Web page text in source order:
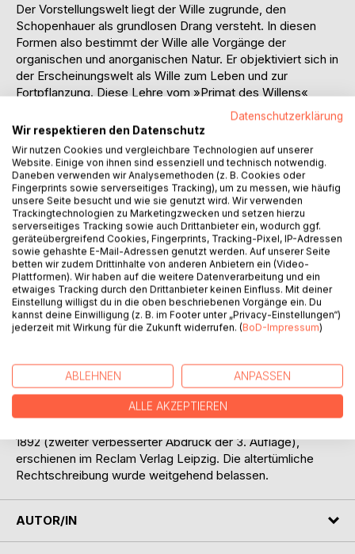
Der Vorstellungswelt liegt der Wille zugrunde, den
Schopenhauer als grundlosen Drang versteht. In diesen
Formen also bestimmt der Wille alle Vorgänge der
organischen und anorganischen Natur. Er objektiviert sich in
der Erscheinungswelt als Wille zum Leben und zur
Fortpflanzung. Diese Lehre vom »Primat des Willens«
bildet die zentrale Idee der Schopenhauerschen
Philosophie, sie hatte weitreichenden Einfluß und
begründet die Aktualität von Schopenhauers Werk. Doch
die Welt ist nicht nur Wille, sondern erscheint auch als
Vorstellung. Sie ist die durch Raum und Zeit sowie
Kausalität, die den a priori gegebenen Erkenntnismodus
von uns Verstandeswesen bilden, individuierte und
verknüpfte Erscheinung des einen Willens. »Die Welt ist
meine Vorstellung« ist der erste Hauptsatz seiner
Philosophie. Was uns als Welt erscheint, ist nur für uns,
nicht an sich. Es gibt für Schopenhauer nichts
Beobachtetes ohne Beobachter, kein Objekt ohne ein
Subjekt. Die Welt, als Vorstellung betrachtet, zerfällt in
Subjekte und Objekte, die sowohl untrennbar als auch
Schopenhauer das Wesen der Welt, das sich, in Subjekt
und Objekt erscheinend, gleichsam selbst betrachtet.
1892 (zweiter verbesserter Abdruck der 3. Auflage),
erschienen im Reclam Verlag Leipzig. Die altertümliche
Rechtschreibung wurde weitgehend belassen.
AUTOR/IN
Datenschutzerklärung
Wir respektieren den Datenschutz
Wir nutzen Cookies und vergleichbare Technologien auf unserer
Website. Einige von ihnen sind essenziell und technisch notwendig.
Daneben verwenden wir Analysemethoden (z. B. Cookies oder
Fingerprints sowie serverseitiges Tracking), um zu messen, wie häufig
unsere Seite besucht und wie sie genutzt wird. Wir verwenden
Trackingtechnologien zu Marketingzwecken und setzen hierzu
serverseitiges Tracking sowie auch Drittanbieter ein, wodurch ggf.
geräteübergreifend Cookies, Fingerprints, Tracking-Pixel, IP-Adressen
sowie gehashte E-Mail-Adressen genutzt werden. Auf unserer Seite
betten wir zudem Drittinhalte von anderen Anbietern ein (Video-
Plattformen). Wir haben auf die weitere Datenverarbeitung und ein
etwaiges Tracking durch den Drittanbieter keinen Einfluss. Mit deiner
Einstellung willigst du in die oben beschriebenen Vorgänge ein. Du
kannst deine Einwilligung (z. B. im Footer unter „Privacy-Einstellungen“)
jederzeit mit Wirkung für die Zukunft widerrufen. (BoD-Impressum)
ABLEHNEN ANPASSEN
ALLE AKZEPTIEREN